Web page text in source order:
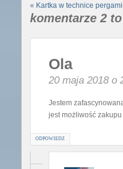
« Kartka w technice
komentarze 2
Ola
20 maja 2018 o
Jestem
jest możliwość
ODPOWIEDZ